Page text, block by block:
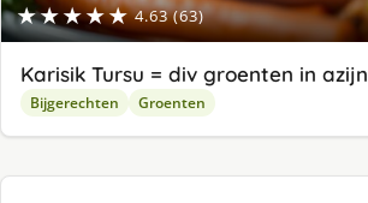
★★★★★ 4.63 (63)
Karisik Tursu = div groenten in azijn
Bijgerechten Groenten